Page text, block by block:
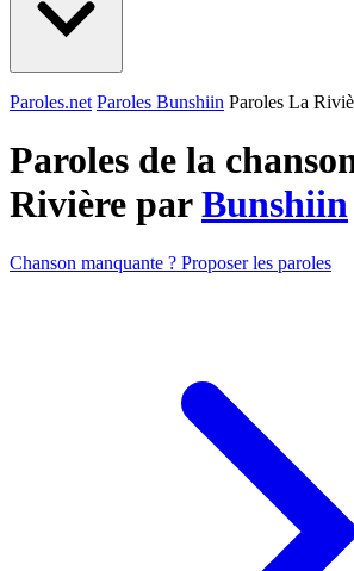
Paroles.net Paroles Bunshiin Paroles La
Paroles de la
Rivière parBunshiin
Chanson manquante ? Proposer les paroles